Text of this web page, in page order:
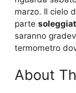
marzo. Il cielo
parte
saranno
termometro
About